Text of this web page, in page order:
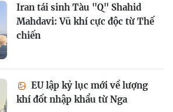
Iran tái sinh Tàu "Q" Shahid
Mahdavi: Vũ khí cực độc từ Thế
chiến
EU lập kỷ lục mới về lượng
khí đốt nhập khẩu từ Nga